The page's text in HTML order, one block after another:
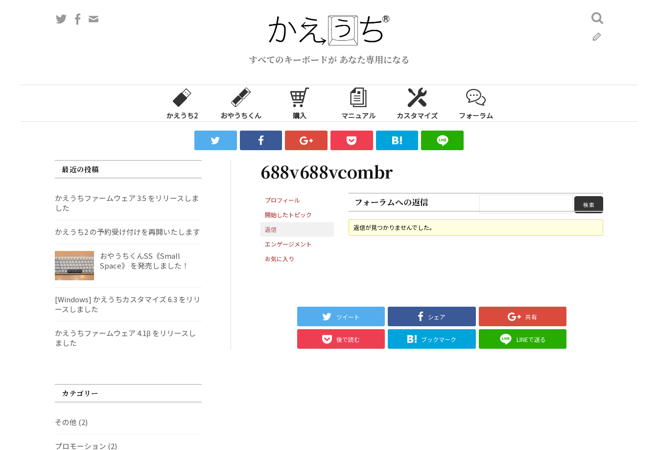
ス
すべてのキーボードが あなた専用になる
TwitterFacebook
検
索:
かえうち2 おやうちくん 購入 マニュアル カスタマイズ フォーラム
688v688vcombr
プロフィール
開始したトピック
返信
エンゲージメント
お気に入り
フォーラムへの返信
返信が見つかりませんでした。
ツイート シェア 共有
後で読む ブックマーク LINEで送る
最近の投稿
かえうちファームウェア 3.5 をリリースしま
した
かえうち2 の予約受け付けを再開いたします
おやうちくんSS《Small
Space》 を発売しました！
[Windows] かえうちカスタマイズ 6.3 をリリ
ースしました
かえうちファームウェア 4.1β をリリースし
ました
カテゴリー
その他 (2)
プロモーション (2)